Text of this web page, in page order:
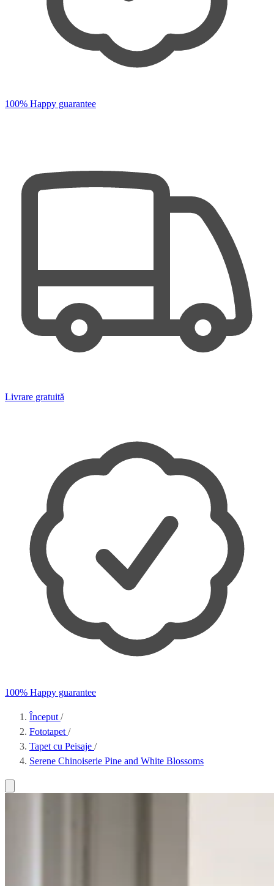
100% Happy guarantee
Livrare gratuită
100% Happy guarantee
Început /
Fototapet /
Tapet cu Peisaje /
Serene Chinoiserie Pine and White Blossoms